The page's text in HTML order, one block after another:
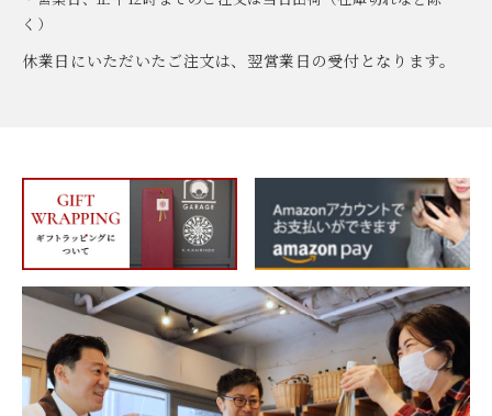
く）
休業日にいただいたご注文は、翌営業日の受付となります。